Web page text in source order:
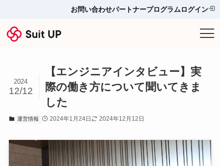
プランと料金
他ツールとの比較＆選び方
お役立ち情報
お問い合わせパートナープログラムログイン
【エンジニアインタビュー】実
際の働き方について聞いてきま
した
2024
12/12
運営情報 2024年1月24日 2024年12月12日